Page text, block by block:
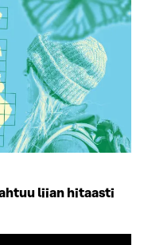
liian hitaasti